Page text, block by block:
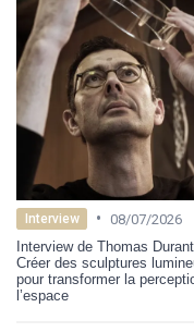
Interview • 08/07/2026
Interview de Thomas
Créer des sculptures
pour transformer la
l’espace